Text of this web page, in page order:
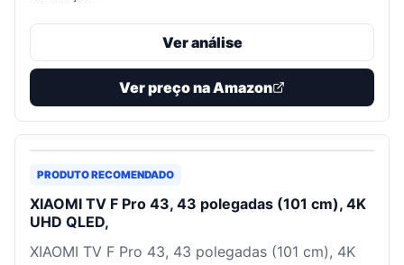
Ver análise
Ver preço na Amazon
PRODUTO RECOMENDADO
XIAOMI TV F Pro 43, 43 polegadas (101 cm), 4K
UHD QLED,
XIAOMI TV F Pro 43, 43 polegadas (101 cm), 4K